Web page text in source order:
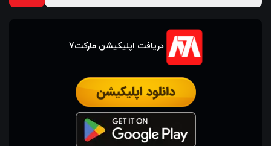
دریافت اپلیکیشن مارکت7